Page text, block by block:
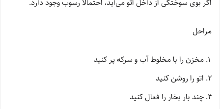
اگر بوی سوختگی از داخل اتو می‌آید، احتمالاً رسوب وجود دارد.
مراحل
مخزن را با مخلوط آب و سرکه پر کنید
اتو را روشن کنید
چند بار بخار را فعال کنید